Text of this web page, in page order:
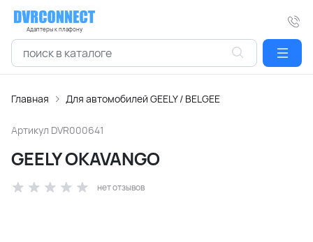
Адаптеры к плафону
Главная Для автомобилей GEELY / BELGEE
Артикул DVR000641
GEELY OKAVANGO
нет отзывов